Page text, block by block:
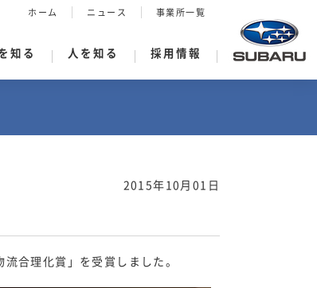
ホーム ニュース 事業所一覧
採用情報
人を知る
知る
2015年10月01日
合理化賞」を受賞しました。